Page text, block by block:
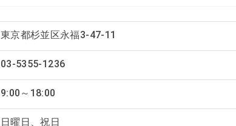
東京都杉並区永福3-47-11
03-5355-1236
9:00～18:00
日曜日、祝日